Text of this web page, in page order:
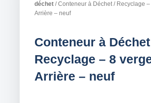
déchet / Conteneur à Déchet / Recyclage
Arrière – neuf
Conteneur à
Recyclage – 8
Arrière – neuf